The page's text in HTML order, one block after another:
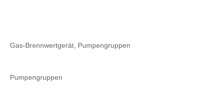
Gas-Brennwertgerät, Pumpengruppen
Pumpengruppen